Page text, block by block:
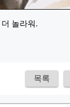
놀라워.
목록